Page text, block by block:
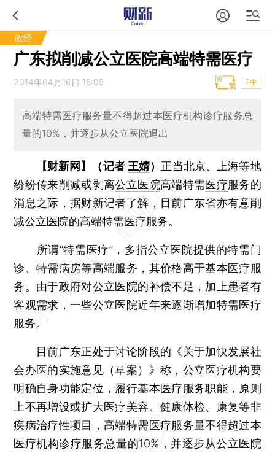
政经
广东拟削减公立医院高端特需医疗
2014年04月16日 15:05 T中
高端特需医疗服务量不得超过本医疗机构诊疗服务总
量的10%，并逐步从公立医院退出
【财新网】（记者 王婧） 正当北京、上海等地
纷纷传来削减或剥离公立医院高端特需医疗服务的
消息之际，据财新记者了解，目前广东省亦有意削
减公立医院的高端特需医疗服务。
所谓“特需医疗”，多指公立医院提供的特需门
诊、特需病房等高端服务，其价格高于基本医疗服
务。由于政府对公立医院的补偿不足，加上患者有
客观需求，一些公立医院近年来逐渐增加特需医疗
服务。
目前广东正处于讨论阶段的《关于加快发展社
会办医的实施意见（草案）》称，公立医疗机构要
明确自身功能定位，履行基本医疗服务职能，原则
上不再增设或扩大医疗美容、健康体检、康复等非
疾病治疗性项目，高端特需医疗服务量不得超过本
医疗机构诊疗服务总量的10%，并逐步从公立医院